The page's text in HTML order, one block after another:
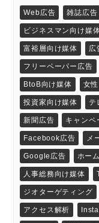
Web広告 雑誌広告
ビジネスマン向け媒
富裕層向け媒体 広
フリーペーパー広告
BtoB向け媒体 女
投資家向け媒体 テ
新聞広告 キャンペ
Facebook広告 メ
Google広告 ホー
人事総務向け媒体
ジオターゲティング
アクセス解析